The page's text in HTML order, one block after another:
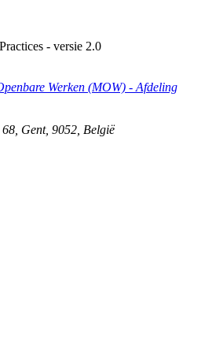
- versie 2.0
Werken (MOW) - Afdeling
68 Gent, 9052 België